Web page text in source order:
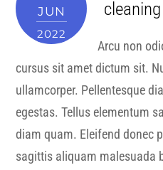
JUN
2022
cleaning
Arcu non
cursus sit amet dictum sit.
ullamcorper. Pellentesque
egestas. Tellus elementum
diam quam. Eleifend donec
sagittis aliquam malesuada